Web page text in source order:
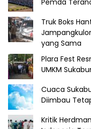
Truk Boks
yang Sama
Plara Fest
UMKM
Cuaca
Diimbau
Kritik